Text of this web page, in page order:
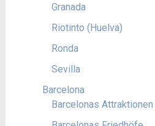
Granada
Riotinto (Huelva)
Ronda
Sevilla
Barcelona
Barcelonas Attraktionen